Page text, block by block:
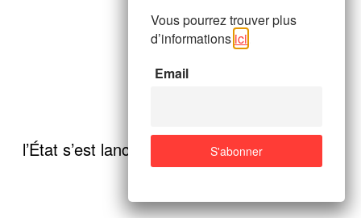
l’État s’est lancé dans une nouvelle
Vous pourrez trouver plus
d’informations ici
Email